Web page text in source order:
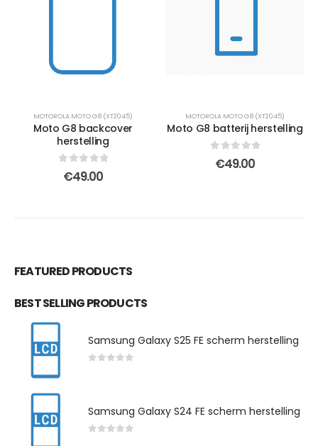
MOTOROLA MOTO G8 (XT2045)
Moto G8 backcover
herstelling
out of 5
€49.00
MOTOROLA MOTO G8 (XT2045)
Moto G8 batterij herstelling
out of 5
€49.00
FEATURED PRODUCTS
BEST SELLING PRODUCTS
Samsung Galaxy S25 FE scherm herstelling
Samsung Galaxy S24 FE scherm herstelling